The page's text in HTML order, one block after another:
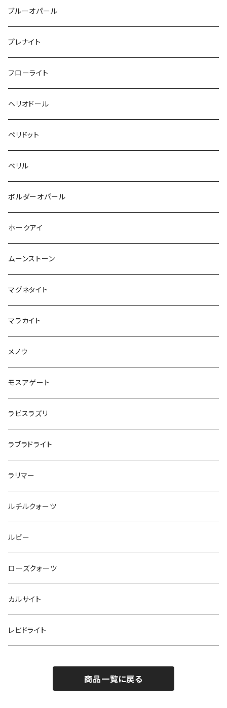
ブルーオパール
プレナイト
フローライト
ヘリオドール
ペリドット
ベリル
ボルダーオパール
ホークアイ
ムーンストーン
マグネタイト
マラカイト
メノウ
モスアゲート
ラピスラズリ
ラブラドライト
ラリマー
ルチルクォーツ
ルビー
ローズクォーツ
カルサイト
レピドライト
商品一覧に戻る